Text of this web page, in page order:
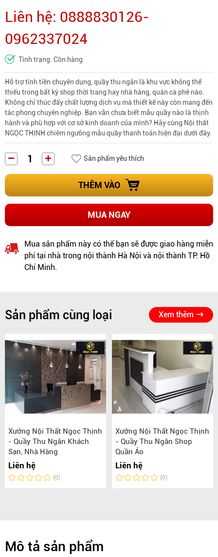
Liên hệ: 0888830126-
0962337024
Tình trạng: Còn hàng
Hỗ trợ tính tiền chuyên dụng, quầy thu ngân là khu vực không thể
thiếu trong bất kỳ shop thời trang hay nhà hàng, quán cà phê nào.
Không chỉ thúc đẩy chất lượng dịch vụ mà thiết kế này còn mang đến
tác phong chuyên nghiệp. Bạn vẫn chưa biết mẫu quầy nào là thịnh
hành và phù hợp với cơ sở kinh doanh của mình? Hãy cùng Nội thất
NGỌC THỊNH chiêm ngưỡng mẫu quầy thanh toán hiện đại dưới đây.
Sản phẩm yêu thích
THÊM VÀO
MUA NGAY
Mua sản phẩm này có thể bạn sẽ được giao hàng miễn
phí tại nhà trong nội thành Hà Nội và nội thành TP. Hồ
Chí Minh.
Sản phẩm cùng loại Xem thêm
Xưởng Nội Thất Ngọc Thịnh
- Quầy Thu Ngân Khách
Sạn, Nhà Hàng
Liên hệ
(0)
Xưởng Nội Thất Ngọc Thịnh
- Quầy Thu Ngân Shop
Quần Áo
Liên hệ
(0)
Mô tả sản phẩm